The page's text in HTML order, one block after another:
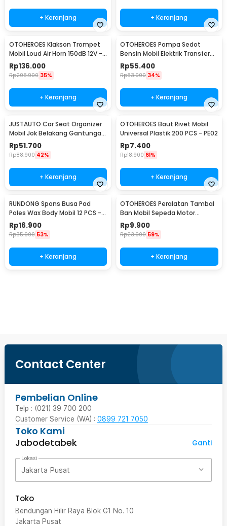
+ Keranjang + Keranjang
OTOHEROES Klakson Trompet
Mobil Loud Air Horn 150dB 12V -
JD4001
Rp136.000
Rp208.900 35%
+ Keranjang
OTOHEROES Pompa Sedot
Bensin Mobil Elektrik Transfer
Pump 38mm DC 12V - CT-14
Rp55.400
Rp83.900 34%
+ Keranjang
JUSTAUTO Car Seat Organizer
Mobil Jok Belakang Gantungan
Barang Tisu - Z-354
Rp51.700
Rp88.900 42%
+ Keranjang
OTOHEROES Baut Rivet Mobil
Universal Plastik 200 PCS - PE02
Rp7.400
Rp18.900 61%
+ Keranjang
RUNDONG Spons Busa Pad
Poles Wax Body Mobil 12 PCS -
R2010
Rp16.900
Rp35.900 53%
+ Keranjang
OTOHEROES Peralatan Tambal
Ban Mobil Sepeda Motor
Tubeless - KBTB02
Rp9.900
Rp23.900 59%
+ Keranjang
Contact Center
Pembelian Online
Telp : (021) 39 700 200
Customer Service (WA) : 0899 721 7050
Toko Kami
Jabodetabek
Ganti
Lokasi
Jakarta Pusat
Toko
Bendungan Hilir Raya Blok G1 No. 10
Jakarta Pusat